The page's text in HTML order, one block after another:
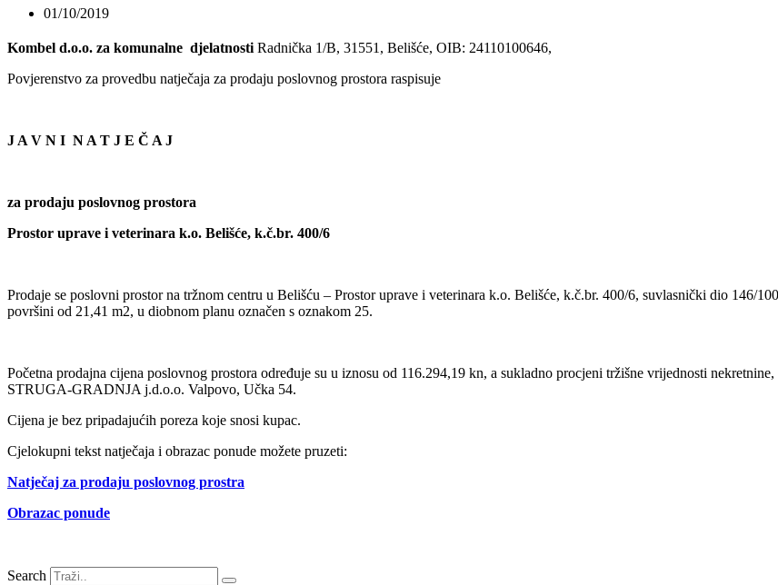
01/10/2019
Kombel d.o.o. za komunalne djelatnosti Radnička 1/B, 31551, Belišće, OIB: 24110100646,
Povjerenstvo za provedbu natječaja za prodaju poslovnog prostora raspisuje
J A V N I N A T J E Č A J
za prodaju poslovnog prostora
Prostor uprave i veterinara k.o. Belišće, k.č.br. 400/6
Prodaje se poslovni prostor na tržnom centru u Belišću – Prostor uprave i veterinara k.o. Belišće, k.č.br. 400/6, suvlasnički dio 146/
površini od 21,41 m2, u diobnom planu označen s oznakom 25.
Početna prodajna cijena poslovnog prostora određuje su u iznosu od 116.294,19 kn, a sukladno procjeni tržišne vrijednosti
STRUGA-GRADNJA j.d.o.o. Valpovo, Učka 54.
Cijena je bez pripadajućih poreza koje snosi kupac.
Cjelokupni tekst natječaja i obrazac ponude možete pruzeti:
Natječaj za prodaju poslovnog prostra
Obrazac ponude
Search